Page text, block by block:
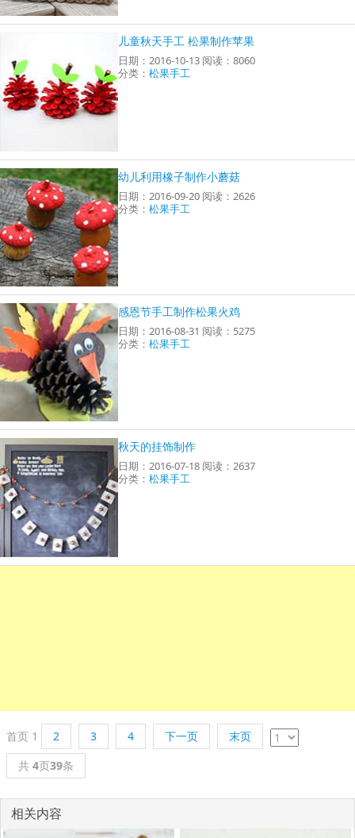
儿童秋天手工 松果制作苹果
日期：2016-10-13 阅读：8060
分类：松果手工
幼儿利用橡子制作小蘑菇
日期：2016-09-20 阅读：2626
分类：松果手工
感恩节手工制作松果火鸡
日期：2016-08-31 阅读：5275
分类：松果手工
秋天的挂饰制作
日期：2016-07-18 阅读：2637
分类：松果手工
首页 1 2 3 4 下一页
末页
共 4页39条
相关内容